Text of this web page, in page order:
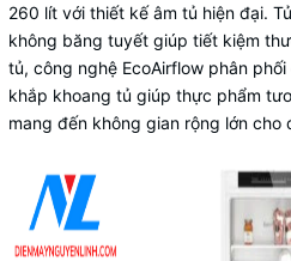
260 lít với thiết kế âm tủ hiện đại.
không băng tuyết giúp tiết kiệm
tủ, công nghệ EcoAirflow phân
khắp khoang tủ giúp thực phẩm
mang đến không gian rộng lớn cho